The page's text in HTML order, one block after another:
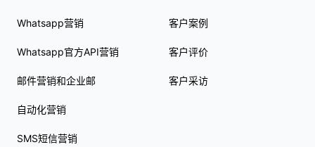
Whatsapp营销
Whatsapp官方API营销
邮件营销和企业邮
自动化营销
SMS短信营销
客户案例
客户评价
客户采访